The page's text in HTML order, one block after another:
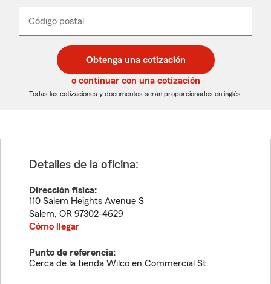
desplegable
Código postal
de
5
dígitos
de
5
dígitos
_____
Obtenga una cotización
o continuar con una cotización
Todas las cotizaciones y documentos serán proporcionados en inglés.
Detalles de la oficina:
Dirección física:
110 Salem Heights Avenue S
Salem, OR 97302-4629
Cómo llegar
Punto de referencia:
Cerca de la tienda Wilco en Commercial St.